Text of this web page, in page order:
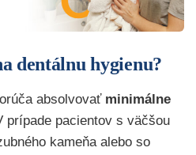
dentálnu hygienu?
absolvovať minimálne
prípade pacientov s väčšou
kameňa alebo so